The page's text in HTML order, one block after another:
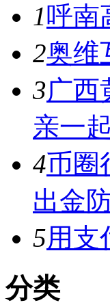
1呼南
2奥维
3广西
亲一
4币圈
出金
5用支
分类